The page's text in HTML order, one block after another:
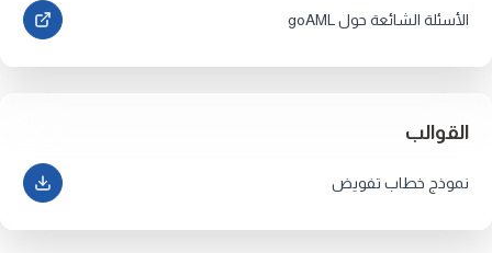
الأسئلة الشائعة حول goAML
القوالب
نموذج خطاب تفويض